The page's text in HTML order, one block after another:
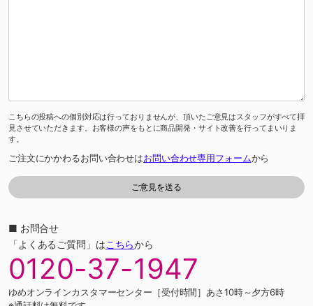
こちらの投稿への個別対応は行っておりませんが、頂いたご意見はスタッフがすべて拝
見させていただきます。お客様の声をもとに商品開発・サイト改善を行ってまいりま
す。
ご注文にかかわるお問い合わせはお問い合わせ専用フォームから
■ お問合せ
「よくあるご質問」はこちらから
0120-37-1947
ゆめオンラインカスタマーセンター［受付時間］あさ10時～夕方6時